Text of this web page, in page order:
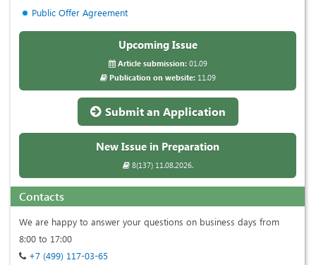
Public Offer Agreement
Upcoming Issue
Article submission:01.09
Publication on website:11.09
Submit an Application
New Issue in Preparation
8(137) 11.08.2026.
Contacts
We are happy to answer your questions on business days from
8:00 to 17:00
+7 (499) 117-03-65